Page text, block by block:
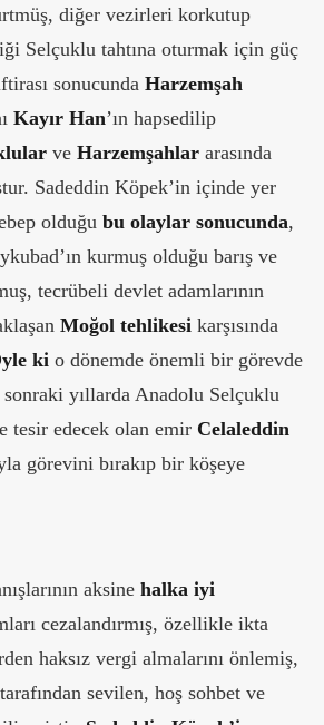
diğer vezirleri korkutup
Selçuklu tahtına oturmak için güç
sonucunda Harzemşah
Kayır Han’ın hapsedilip
ve Harzemşahlar arasında
Sadeddin Köpek’in içinde yer
olduğu bu olaylar sonucunda,
kurmuş olduğu barış ve
tecrübeli devlet adamlarının
Moğol tehlikesi karşısında
ki o dönemde önemli bir görevde
yıllarda Anadolu Selçuklu
tesir edecek olan emir Celaleddin
görevini bırakıp bir köşeye
aksine halka iyi
cezalandırmış, özellikle ikta
haksız vergi almalarını önlemiş,
sevilen, hoş sohbet ve